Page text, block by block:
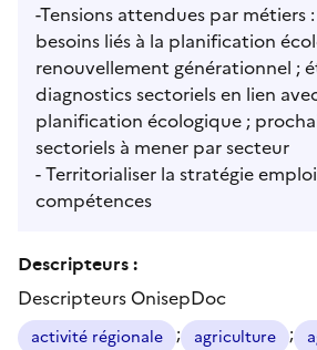
-Tensions attendues par métiers
besoins liés à la planification
renouvellement générationnel ;
diagnostics sectoriels en lien
planification écologique ;
sectoriels à mener par secteur
- Territorialiser la stratégie
compétences
Descripteurs :
Descripteurs OnisepDoc
activité régionale ; agriculture ;